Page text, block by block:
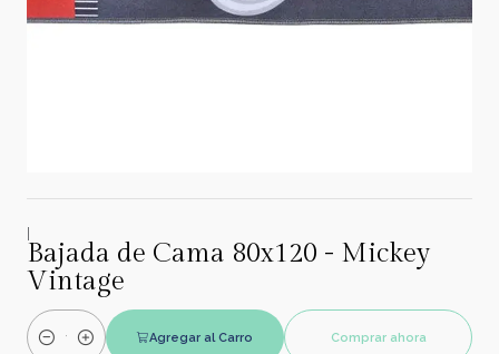
|
Bajada de Cama 80x120 - Mickey
Vintage
Cantidad
Agregar al Carro Comprar ahora